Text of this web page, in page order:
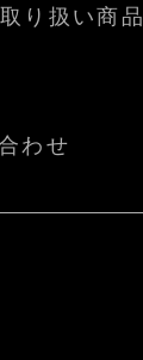
取り扱い商品
わせ